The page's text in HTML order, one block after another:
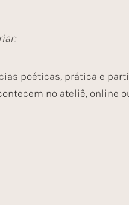
poéticas, prática e
no ateliê, online